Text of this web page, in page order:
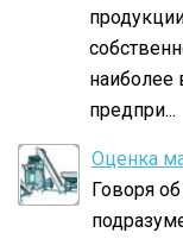
наиболее
предпри...
Оценка
Говоря